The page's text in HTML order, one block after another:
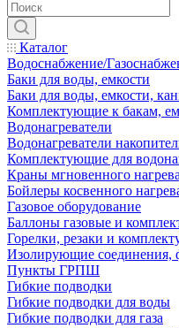
Каталог
Водоснабжение/
Баки для воды, емкости
Баки для воды, емкости,
Комплектующие к бакам,
Водонагреватели
Водонагреватели
Комплектующие для
Краны мгновенного нагрева
Бойлеры косвенного
Газовое оборудование
Баллоны газовые и
Горелки, резаки и
Изолирующие соединения,
Пункты ГРПШ
Гибкие подводки
Гибкие подводки для воды
Гибкие подводки для газа